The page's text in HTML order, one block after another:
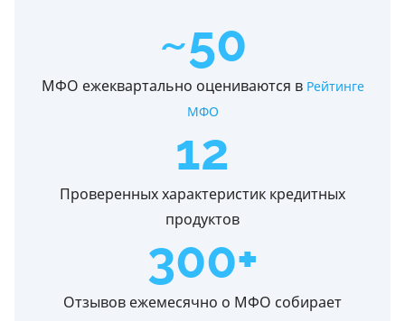
~50
МФО ежеквартально оцениваются в Рейтинге
МФО
12
Проверенных характеристик кредитных
продуктов
300+
Отзывов ежемесячно о МФО собирает